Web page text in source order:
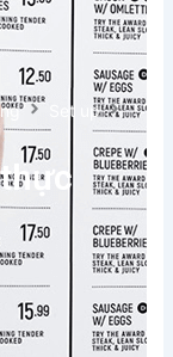
Set up